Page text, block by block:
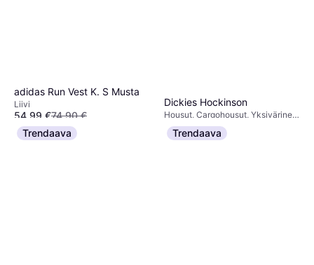
adidas Run Vest K. S Musta
Liivi
54,99 €74,90 €
6 kauppoja
Dickies Hockinson
Housut, Cargohousut, Yksivärinen,
Materiaali: Puuvilla, Polyesteri
44,16 €
1 kauppa
Trendaava Trendaava